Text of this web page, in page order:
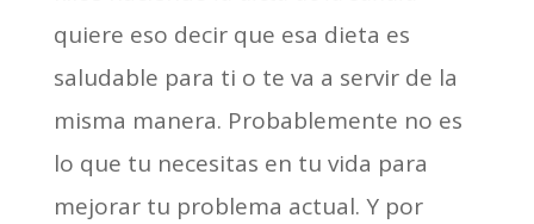
quiere eso decir que esa dieta es
saludable para ti o te va a servir de la
misma manera. Probablemente no es
lo que tu necesitas en tu vida para
mejorar tu problema actual. Y por